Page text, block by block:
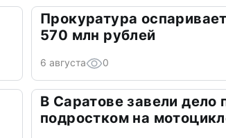
Прокуратура
570 млн рублей
6 августа 0
В Саратове завели дело
подростком на